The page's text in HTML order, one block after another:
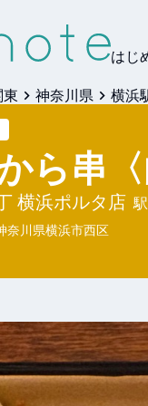
はじ
東 神奈川県
横浜
ら串〈
横浜ポルタ店
奈川県横浜市西区